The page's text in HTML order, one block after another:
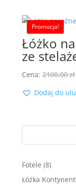
Promocja!
Łóżko
ze
Cena: 2100,00zł
Dodaj do
Fotele 88
Łóżka